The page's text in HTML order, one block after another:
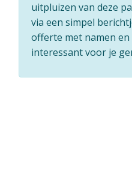
uitpluizen van deze
via een simpel
offerte met namen
interessant voor je